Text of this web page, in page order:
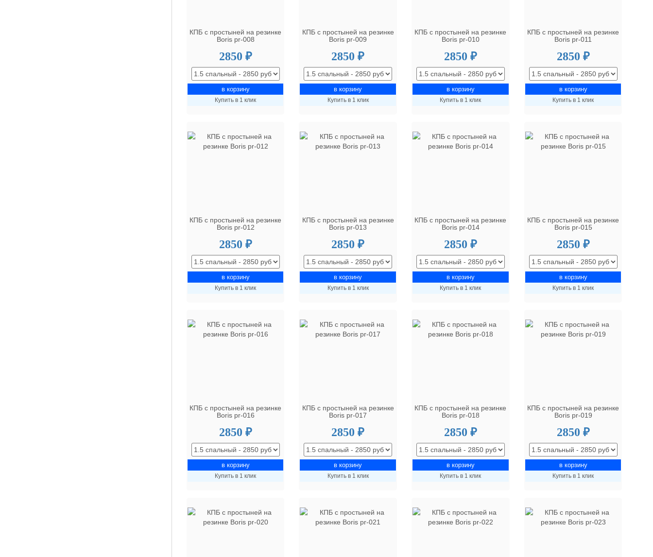
КПБ с простыней на резинке
Boris pr-008
2850 ₽
Купить в 1 клик
КПБ с простыней на резинке
Boris pr-009
2850 ₽
Купить в 1 клик
КПБ с простыней на резинке
Boris pr-010
2850 ₽
Купить в 1 клик
КПБ с простыней на резинке
Boris pr-011
2850 ₽
Купить в 1 клик
КПБ с простыней на резинке
Boris pr-012
2850 ₽
Купить в 1 клик
КПБ с простыней на резинке
Boris pr-013
2850 ₽
Купить в 1 клик
КПБ с простыней на резинке
Boris pr-014
2850 ₽
Купить в 1 клик
КПБ с простыней на резинке
Boris pr-015
2850 ₽
Купить в 1 клик
КПБ с простыней на резинке
Boris pr-016
2850 ₽
Купить в 1 клик
КПБ с простыней на резинке
Boris pr-017
2850 ₽
Купить в 1 клик
КПБ с простыней на резинке
Boris pr-018
2850 ₽
Купить в 1 клик
КПБ с простыней на резинке
Boris pr-019
2850 ₽
Купить в 1 клик